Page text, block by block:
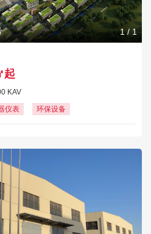
1/ 1
起
KAV
仪表 环保设备